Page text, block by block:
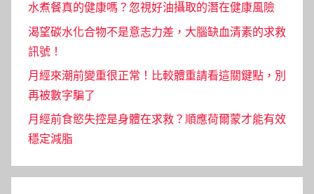
水煮餐真的健康嗎？忽視好油攝取的潛在健康風險
渴望碳水化合物不是意志力差，大腦缺血清素的求救
訊號！
月經來潮前變重很正常！比較體重請看這關鍵點，別
再被數字騙了
月經前食慾失控是身體在求救？順應荷爾蒙才能有效
穩定減脂